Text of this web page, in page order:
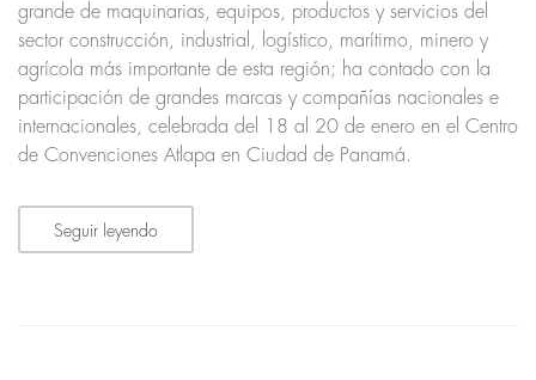
grande de maquinarias, equipos, productos y servicios del
sector construcción, industrial, logístico, marítimo, minero y
agrícola más importante de esta región; ha contado con la
participación de grandes marcas y compañías nacionales e
internacionales, celebrada del 18 al 20 de enero en el Centro
de Convenciones Atlapa en Ciudad de Panamá.
Seguir leyendo